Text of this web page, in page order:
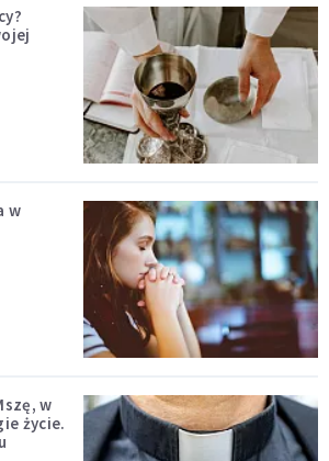
w
w
życie.